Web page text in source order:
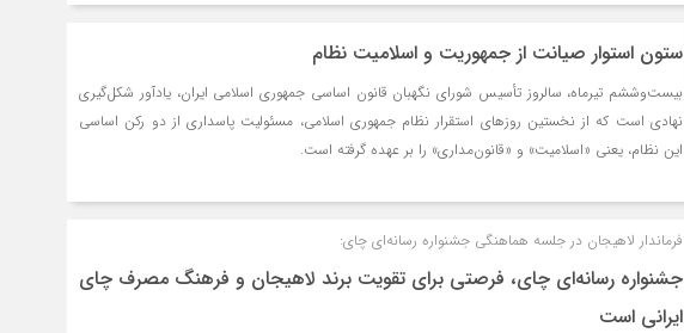
ستون استوار صیانت از جمهوریت و اسلامیت نظام
بیست‌وششم تیرماه، سالروز تأسیس شورای نگهبان قانون اساسی جمهوری اسلامی ایران، یادآور شکل‌گیری
نهادی است که از نخستین روزهای استقرار نظام جمهوری اسلامی، مسئولیت پاسداری از دو رکن اساسی
این نظام، یعنی «اسلامیت» و «قانون‌مداری» را بر عهده گرفته است.
فرماندار لاهیجان در جلسه هماهنگی جشنواره رسانه‌ای چای:
جشنواره رسانه‌ای چای، فرصتی برای تقویت برند لاهیجان و فرهنگ مصرف چای
ایرانی است